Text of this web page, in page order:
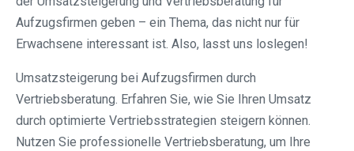
Aufzugsfirmen geben – ein Thema, das nicht nur für
Erwachsene interessant ist. Also, lasst uns loslegen!
Umsatzsteigerung bei Aufzugsfirmen durch
Vertriebsberatung. Erfahren Sie, wie Sie Ihren Umsatz
durch optimierte Vertriebsstrategien steigern können.
Nutzen Sie professionelle Vertriebsberatung, um Ihre